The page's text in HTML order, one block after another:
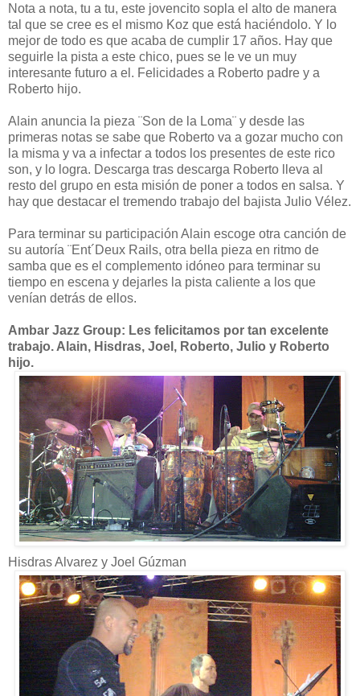
Nota a nota, tu a tu, este jovencito sopla el alto de manera
tal que se cree es el mismo Koz que está haciéndolo. Y lo
mejor de todo es que acaba de cumplir 17 años. Hay que
seguirle la pista a este chico, pues se le ve un muy
interesante futuro a el. Felicidades a Roberto padre y a
Roberto hijo.
Alain anuncia la pieza ¨Son de la Loma¨ y desde las
primeras notas se sabe que Roberto va a gozar mucho con
la misma y va a infectar a todos los presentes de este rico
son, y lo logra. Descarga tras descarga Roberto lleva al
resto del grupo en esta misión de poner a todos en salsa. Y
hay que destacar el tremendo trabajo del bajista Julio Vélez.
Para terminar su participación Alain escoge otra canción de
su autoría ¨Ent´Deux Rails, otra bella pieza en ritmo de
samba que es el complemento idóneo para terminar su
tiempo en escena y dejarles la pista caliente a los que
venían detrás de ellos.
Ambar Jazz Group: Les felicitamos por tan excelente
trabajo. Alain, Hisdras, Joel, Roberto, Julio y Roberto
hijo.
Hisdras Alvarez y Joel Gúzman